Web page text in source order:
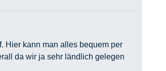
Hier kann man alles bequem per
da wir ja sehr ländlich gelegen